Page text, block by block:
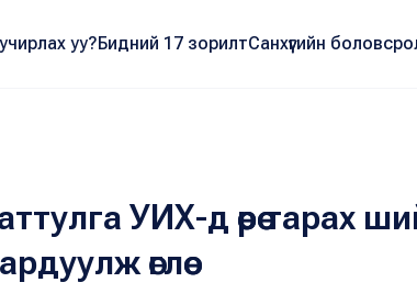
уу?Бидний 17 зорилтСанхүүгийн
УИХ-д өөрөө тарах
өглөө